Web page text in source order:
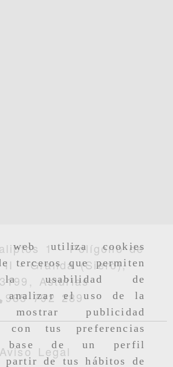
web utiliza cookies
terceros que permiten
la usabilidad de
analizar el uso de la
publicidad
con tus preferencias
base de un perfil
partir de tus hábitos de
1 - Polígono de
II -Granda (Siero),
Asturias
985 792 289
Aviso Legal